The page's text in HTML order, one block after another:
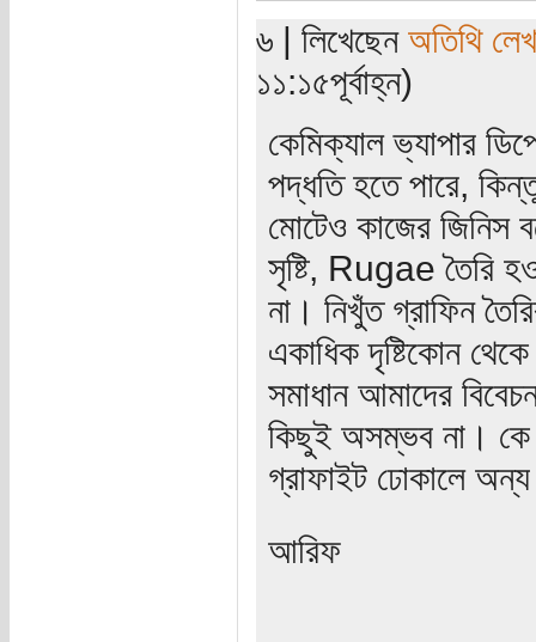
৬ | লিখেছেন অতিথি
১১:১৫পূর্বাহ্ন)
কেমিক্যাল ভ্যাপার
পদ্ধতি হতে পারে,
মোটেও কাজের জিনিস
সৃষ্টি, Rugae তৈরি
না। নিখুঁত গ্রাফিন
একাধিক দৃষ্টিকোন
সমাধান আমাদের
কিছুই অসম্ভব না। কে
গ্রাফাইট ঢোকালে
আরিফ